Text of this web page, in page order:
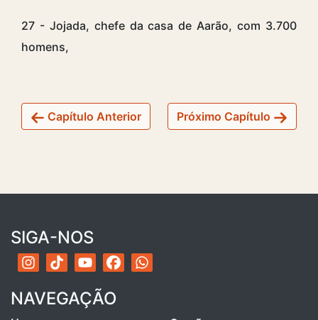
27 - Jojada, chefe da casa de Aarão, com 3.700
homens,
Capítulo Anterior Próximo Capítulo
SIGA-NOS
NAVEGAÇÃO